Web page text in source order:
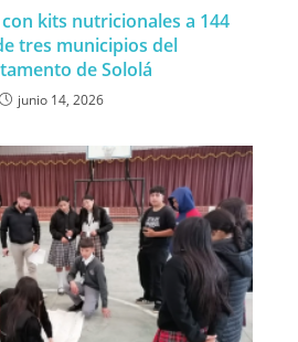
kits nutricionales a 144
tres municipios del
de Sololá
junio 14, 2026